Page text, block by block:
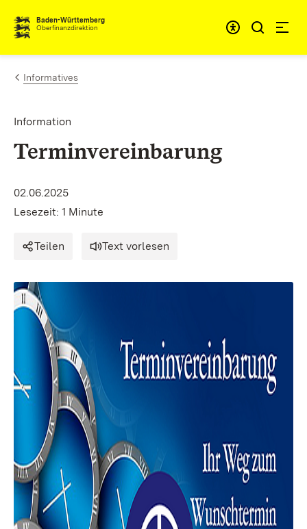
Zum Inhalt springen
Baden-Württemberg
Oberfinanzdirektion
Informatives
Information
Terminvereinbarung
02.06.2025
Lesezeit: 1 Minute
Teilen Text vorlesen